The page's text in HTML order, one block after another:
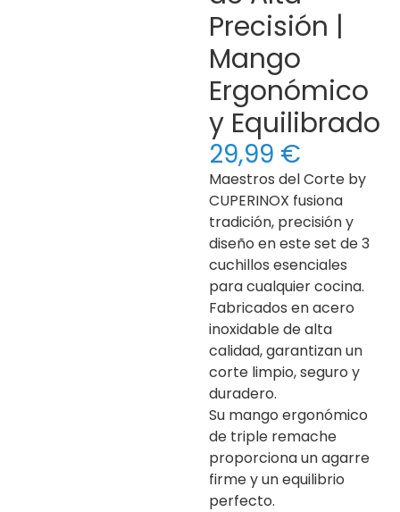
Precisión |
Mango
Ergonómico
y Equilibrado
29,99 €
Maestros del Corte by
CUPERINOX fusiona
tradición, precisión y
diseño en este set de 3
cuchillos esenciales
para cualquier cocina.
Fabricados en acero
inoxidable de alta
calidad, garantizan un
corte limpio, seguro y
duradero.
Su mango ergonómico
de triple remache
proporciona un agarre
firme y un equilibrio
perfecto.